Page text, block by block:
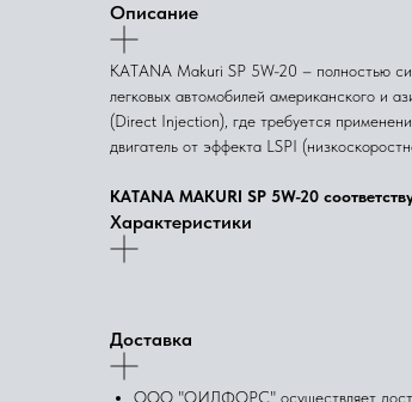
Описание
KATANA Makuri SP 5W-20 – полностью
легковых автомобилей американского и
(Direct Injection), где требуется
двигатель от эффекта LSPI
KATANA MAKURI SP 5W-20
Характеристики
Доставка
ООО "ОИЛФОРС" осуществляет